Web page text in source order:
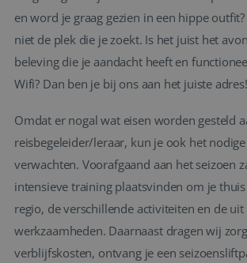
en word je graag gezien in een hippe
niet de plek die je zoekt. Is het juist het
beleving die je aandacht heeft en
Wifi? Dan ben je bij ons aan het juiste adres!
Omdat er nogal wat eisen worden gesteld
reisbegeleider/leraar, kun je ook het
verwachten. Voorafgaand aan het seizoen
intensieve training plaatsvinden om je
regio, de verschillende activiteiten en de uit
werkzaamheden. Daarnaast dragen wij
verblijfskosten, ontvang je een